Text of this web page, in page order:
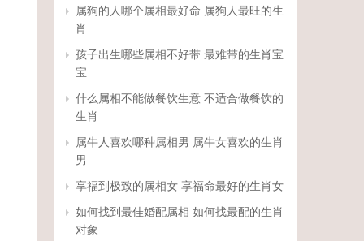
属狗的人哪个属相最好命 属狗人最旺的生
肖
孩子出生哪些属相不好带 最难带的生肖宝
宝
什么属相不能做餐饮生意 不适合做餐饮的
生肖
属牛人喜欢哪种属相男 属牛女喜欢的生肖
男
享福到极致的属相女 享福命最好的生肖女
如何找到最佳婚配属相 如何找最配的生肖
对象